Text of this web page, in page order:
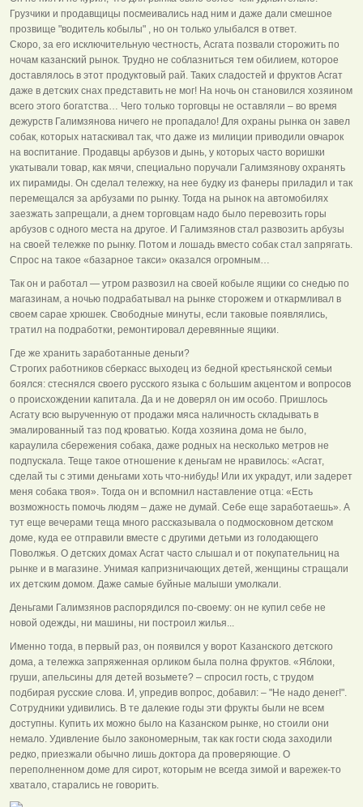
Грузчики и продавщицы посмеивались над ним и даже дали смешное
прозвище "водитель кобылы" , но он только улыбался в ответ.
Скоро, за его исключительную честность, Асгата позвали сторожить по
ночам казанский рынок. Трудно не соблазниться тем обилием, которое
доставлялось в этот продуктовый рай. Таких сладостей и фруктов Асгат
даже в детских снах представить не мог! На ночь он становился хозяином
всего этого богатства… Чего только торговцы не оставляли – во время
дежурств Галимзянова ничего не пропадало! Для охраны рынка он завел
собак, которых натаскивал так, что даже из милиции приводили овчарок
на воспитание. Продавцы арбузов и дынь, у которых часто воришки
укатывали товар, как мячи, специально поручали Галимзянову охранять
их пирамиды. Он сделал тележку, на нее будку из фанеры приладил и так
перемещался за арбузами по рынку. Тогда на рынок на автомобилях
заезжать запрещали, а днем торговцам надо было перевозить горы
арбузов с одного места на другое. И Галимзянов стал развозить арбузы
на своей тележке по рынку. Потом и лошадь вместо собак стал запрягать.
Спрос на такое «базарное такси» оказался огромным…
Так он и работал — утром развозил на своей кобыле ящики со снедью по
магазинам, а ночью подрабатывал на рынке сторожем и откармливал в
своем сарае хрюшек. Свободные минуты, если таковые появлялись,
тратил на подработки, ремонтировал деревянные ящики.
Где же хранить заработанные деньги?
Строгих работников сберкасс выходец из бедной крестьянской семьи
боялся: стеснялся своего русского языка с большим акцентом и вопросов
о происхождении капитала. Да и не доверял он им особо. Пришлось
Асгату всю вырученную от продажи мяса наличность складывать в
эмалированный таз под кроватью. Когда хозяина дома не было,
караулила сбережения собака, даже родных на несколько метров не
подпускала. Теще такое отношение к деньгам не нравилось: «Асгат,
сделай ты с этими деньгами хоть что-нибудь! Или их украдут, или задерет
меня собака твоя». Тогда он и вспомнил наставление отца: «Есть
возможность помочь людям – даже не думай. Себе еще заработаешь». А
тут еще вечерами теща много рассказывала о подмосковном детском
доме, куда ее отправили вместе с другими детьми из голодающего
Поволжья. О детских домах Асгат часто слышал и от покупательниц на
рынке и в магазине. Унимая капризничающих детей, женщины стращали
их детским домом. Даже самые буйные малыши умолкали.
Деньгами Галимзянов распорядился по-своему: он не купил себе не
новой одежды, ни машины, ни построил жилья...
Именно тогда, в первый раз, он появился у ворот Казанского детского
дома, а тележка запряженная орликом была полна фруктов. «Яблоки,
груши, апельсины для детей возьмете? – спросил гость, с трудом
подбирая русские слова. И, упредив вопрос, добавил: – "Не надо денег!".
Сотрудники удивились. В те далекие годы эти фрукты были не всем
доступны. Купить их можно было на Казанском рынке, но стоили они
немало. Удивление было закономерным, так как гости сюда заходили
редко, приезжали обычно лишь доктора да проверяющие. О
переполненном доме для сирот, которым не всегда зимой и варежек-то
хватало, старались не говорить.